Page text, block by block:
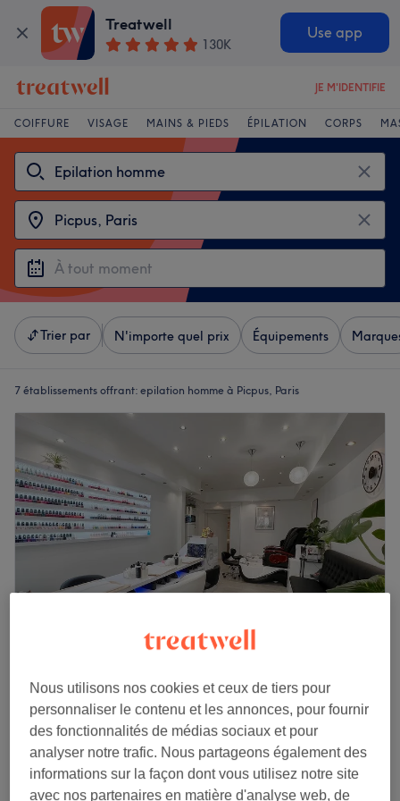
Treatwell
130K
Use app
JE M'IDENTIFIE
COIFFURE VISAGE MAINS & PIEDS ÉPILATION CORPS
Trier par N'importe quel prix Équipements
7 établissements offrant: epilation homme à Picpus, Paris
4,7
2430 avis
Picpus, Paris
Montrer sur la carte
Epilation à la cire du dos - Homme
35 min
30 €
Je veux en savoir plus
Nous utilisons nos cookies et ceux de tiers pour
personnaliser le contenu et les annonces, pour fournir
des fonctionnalités de médias sociaux et pour
analyser notre trafic. Nous partageons également des
informations sur la façon dont vous utilisez notre site
avec nos partenaires en matière d'analyse web, de